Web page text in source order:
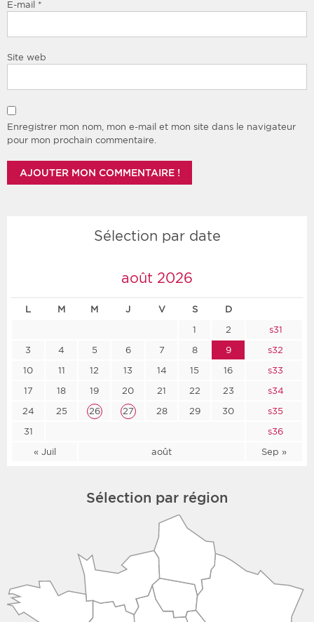
E-mail *
Site web
Enregistrer mon nom, mon e-mail et mon site dans le navigateur
pour mon prochain commentaire.
Sélection par date
août 2026
L M M J V S D
« Juil août Sep »
1 2
s31
3
4 5 6 7 8 9
s32
10
11 12 13 14 15 16
s33
17
18 19 20 21 22 23
s34
24
25 26 27 28 29 30
s35
31
s36
Sélection par région